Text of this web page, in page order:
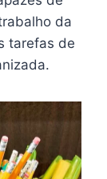
da
tarefas de